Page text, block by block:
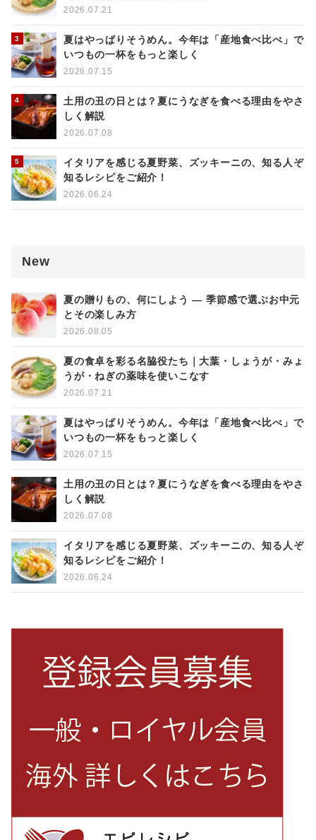
2026.07.21
夏はやっぱりそうめん。今年は「産地食べ比べ」で
いつもの一杯をもっと楽しく
2026.07.15
土用の丑の日とは？夏にうなぎを食べる理由をやさ
しく解説
2026.07.08
イタリアを感じる夏野菜、ズッキーニの、知る人ぞ
知るレシピをご紹介！
2026.06.24
New
夏の贈りもの、何にしよう ― 季節感で選ぶお中元
とその楽しみ方
2026.08.05
夏の食卓を彩る名脇役たち｜大葉・しょうが・みょ
うが・ねぎの薬味を使いこなす
2026.07.21
夏はやっぱりそうめん。今年は「産地食べ比べ」で
いつもの一杯をもっと楽しく
2026.07.15
土用の丑の日とは？夏にうなぎを食べる理由をやさ
しく解説
2026.07.08
イタリアを感じる夏野菜、ズッキーニの、知る人ぞ
知るレシピをご紹介！
2026.06.24